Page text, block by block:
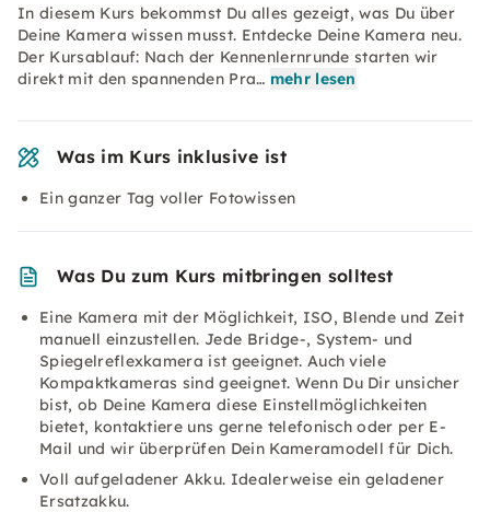
In diesem Kurs bekommst Du alles gezeigt, was Du über
Deine Kamera wissen musst. Entdecke Deine Kamera neu.
Der Kursablauf: Nach der Kennenlernrunde starten wir
direkt mit den spannenden Pra… mehr lesen
Was im Kurs inklusive ist
Ein ganzer Tag voller Fotowissen
Was Du zum Kurs mitbringen solltest
Eine Kamera mit der Möglichkeit, ISO, Blende und Zeit
manuell einzustellen. Jede Bridge-, System- und
Spiegelreflexkamera ist geeignet. Auch viele
Kompaktkameras sind geeignet. Wenn Du Dir unsicher
bist, ob Deine Kamera diese Einstellmöglichkeiten
bietet, kontaktiere uns gerne telefonisch oder per E-
Mail und wir überprüfen Dein Kameramodell für Dich.
Voll aufgeladener Akku. Idealerweise ein geladener
Ersatzakku.